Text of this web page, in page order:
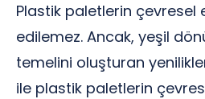
Plastik paletlerin çevresel
edilemez. Ancak, yeşil
temelini oluşturan
ile plastik paletlerin